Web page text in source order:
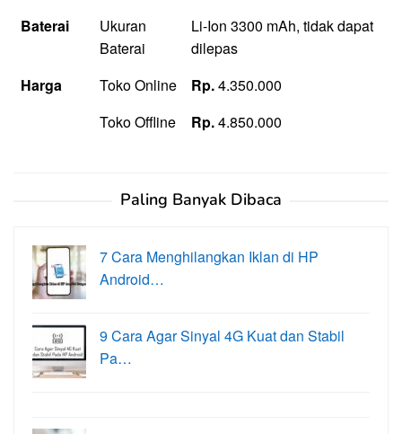
Baterai
Ukuran
Baterai
Li-Ion 3300 mAh, tidak dapat
dilepas
Harga
Toko Online Rp.4.350.000
Toko Offline
Rp.4.850.000
Paling Banyak Dibaca
7 Cara Menghilangkan Iklan di HP
Android…
9 Cara Agar Sinyal 4G Kuat dan Stabil
Pa…